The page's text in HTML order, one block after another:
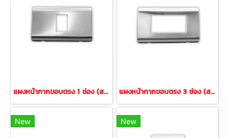
แผงหน้ากากขอบตรง 1 ช่อง (สแตนเลส) แผงหน้ากากขอบตรง 3 ช่อง (สแตนเลส)
New New